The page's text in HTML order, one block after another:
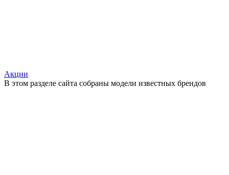
Акции
В этом разделе сайта собраны модели известных брендов